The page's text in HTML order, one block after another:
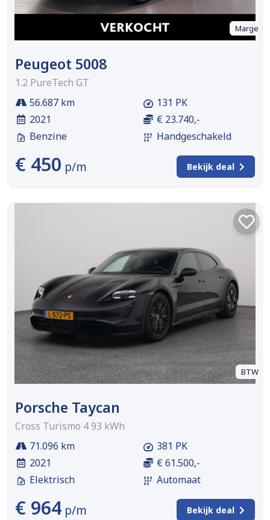
Marge
Peugeot 5008
1.2 PureTech GT
56.687 km
2021
Benzine
131 PK
€ 23.740,-
Handgeschakeld
€ 450 p/m Bekijk deal
BTW
Porsche Taycan
Cross Turismo 4 93 kWh
71.096 km
2021
Elektrisch
381 PK
€ 61.500,-
Automaat
€ 964 p/m Bekijk deal